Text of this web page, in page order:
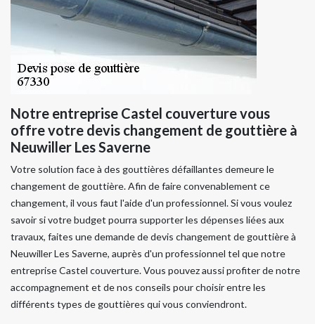
Notre entreprise Castel couverture vous
offre votre devis changement de gouttière à
Neuwiller Les Saverne
Votre solution face à des gouttières défaillantes demeure le
changement de gouttière. Afin de faire convenablement ce
changement, il vous faut l'aide d'un professionnel. Si vous voulez
savoir si votre budget pourra supporter les dépenses liées aux
travaux, faites une demande de devis changement de gouttière à
Neuwiller Les Saverne, auprès d'un professionnel tel que notre
entreprise Castel couverture. Vous pouvez aussi profiter de notre
accompagnement et de nos conseils pour choisir entre les
différents types de gouttières qui vous conviendront.